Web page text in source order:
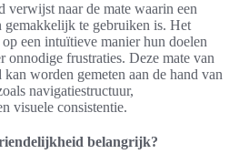
naar de mate waarin een
gemakkelijk te gebruiken is. Het
een intuïtieve manier hun doelen
onnodige frustraties. Deze mate van
worden gemeten aan de hand van
navigatiestructuur,
visuele consistentie.
belangrijk?